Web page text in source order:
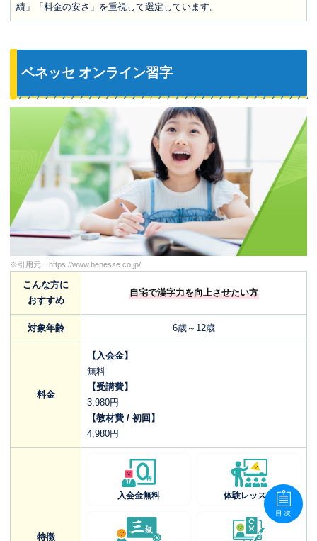
績」「料金の安さ」を重視して選定しています。
ベネッセ オンライン習字
※引用元： https://www.benesse.co.jp/
こんな方に
おすすめ
自宅で漢字力を向上させたい方
対象年齢 6歳～12歳
料金
【入会金】
無料
【受講費】
3,980円
【教材費 / 初回】
4,980円
特徴
入会金無料 体験レッスン
目次